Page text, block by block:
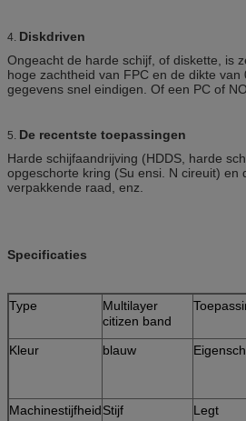
4. Diskdriven
Ongeacht de harde schijf, of diskette, is
hoge zachtheid van FPC en de dikte van
gegevens snel eindigen. Of een PC of
5. De recentste toepassingen
Harde schijfaandrijving (HDDS, harde
opgeschorte kring (Su ensi. N cireuit) en
verpakkende raad, enz.
Specificaties
Type
Multilayer
citizen band
Kleur
blauw
MachinestijfheidStijf Legt